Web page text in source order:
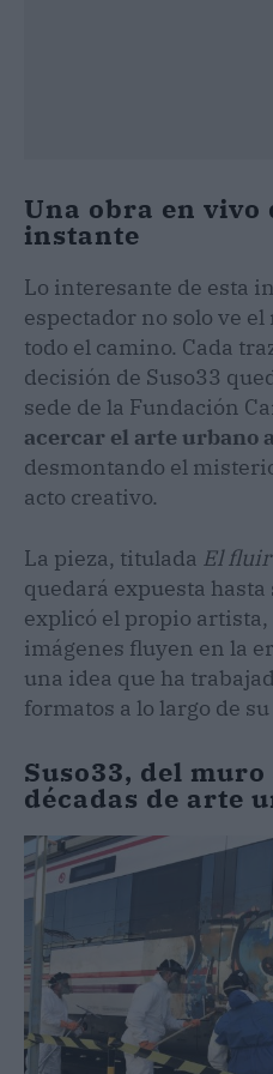
Una obra en vivo
instante
Lo interesante de esta
espectador no solo ve
todo el camino. Cada
decisión de Suso33
sede de la Fundación
acercar el arte urbano
desmontando el
acto creativo.
La pieza, titulada El fluir
quedará expuesta
explicó el propio
imágenes fluyen en la
una idea que ha
formatos a lo largo de
Suso33, del
décadas de arte